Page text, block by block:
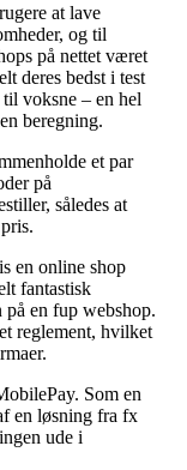
at lave
og til
på nettet været
deres bedst i test
voksne – en hel
beregning.
et par
på
således at
en online shop
fantastisk
en fup webshop.
reglement, hvilket
Som en
en løsning fra fx
ude i